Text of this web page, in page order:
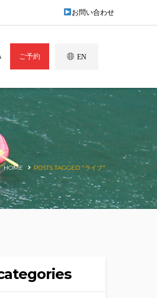
お問い合わせ
ご予約 EN
HOME POSTS TAGGED "ライブ"